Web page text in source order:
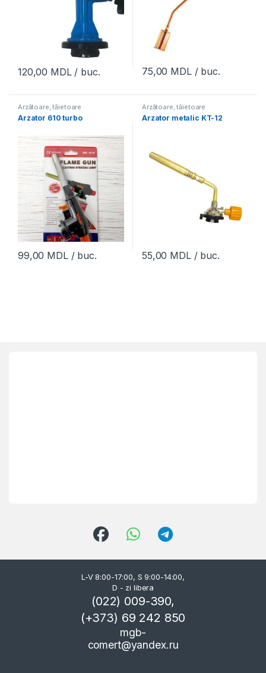
120,00 MDL/ buc. 75,00 MDL/ buc.
Arzătoare, tăietoare
Arzator 610 turbo
99,00 MDL/ buc.
Arzătoare, tăietoare
Arzator metalic KT-12
55,00 MDL/ buc.
L-V 8:00-17:00, S 9:00-14:00,
D - zi libera
(022) 009-390,
(+373) 69 242 850
mgb-
comert@yandex.ru